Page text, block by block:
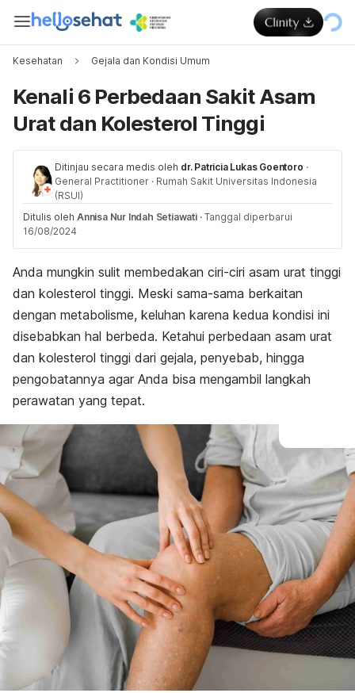
Kesehatan Gejala dan Kondisi Umum
Kenali 6 Perbedaan Sakit Asam
Urat dan Kolesterol Tinggi
Ditinjau secara medis oleh dr. Patricia Lukas Goentoro ·
General Practitioner · Rumah Sakit Universitas Indonesia
(RSUI)
Ditulis oleh Annisa Nur Indah Setiawati · Tanggal diperbarui
16/08/2024
Anda mungkin sulit membedakan ciri-ciri asam urat tinggi
dan kolesterol tinggi. Meski sama-sama berkaitan
dengan metabolisme, keluhan karena kedua kondisi ini
disebabkan hal berbeda. Ketahui perbedaan asam urat
dan kolesterol tinggi dari gejala, penyebab, hingga
pengobatannya agar Anda bisa mengambil langkah
perawatan yang tepat.